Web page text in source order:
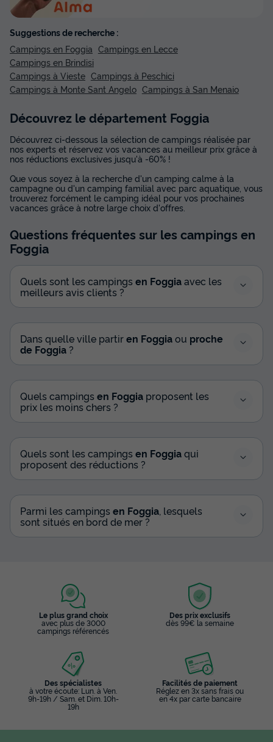
Suggestions de recherche :
Campings en Foggia Campings en Lecce
Campings en Brindisi
Campings à Vieste Campings à Peschici
Campings à Monte Sant Angelo Campings à San Menaio
Découvrez le département Foggia
Découvrez ci-dessous la sélection de campings réalisée par
nos experts et réservez vos vacances au meilleur prix grâce à
nos réductions exclusives jusqu'à -60% !
Que vous soyez à la recherche d'un camping calme à la
campagne ou d'un camping familial avec parc aquatique, vous
trouverez forcément le camping idéal pour vos prochaines
vacances grâce à notre large choix d'offres.
Questions fréquentes sur les campings en
Foggia
Quels sont les campings en Foggiaavec les
meilleurs avis clients ?
Dans quelle ville partiren Foggiaou proche
de Foggia ?
Quels campings en Foggia proposent les
prix les moins chers ?
Quels sont les campings en Foggiaqui
proposent des réductions ?
Parmi les campings en Foggia, lesquels
sont situés en bord de mer ?
Le plus grand choix
avec plus de 3000
campings référencés
Des prix exclusifs
dès 99€ la semaine
Des spécialistes
à votre écoute: Lun. à Ven.
9h-19h / Sam. et Dim. 10h-
19h
Facilités de paiement
Réglez en 3x sans frais ou
en 4x par carte bancaire